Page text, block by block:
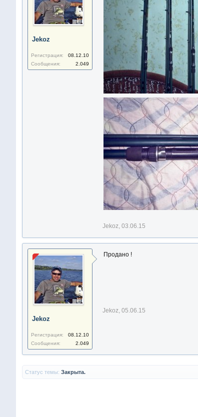
Jekoz
Регистрация:
08.12.10
Сообщения:
2.049
Jekoz, 03.06.15
Jekoz
Регистрация:
08.12.10
Сообщения:
2.049
Продано !
Jekoz, 05.06.15
Статус темы: Закрыта.